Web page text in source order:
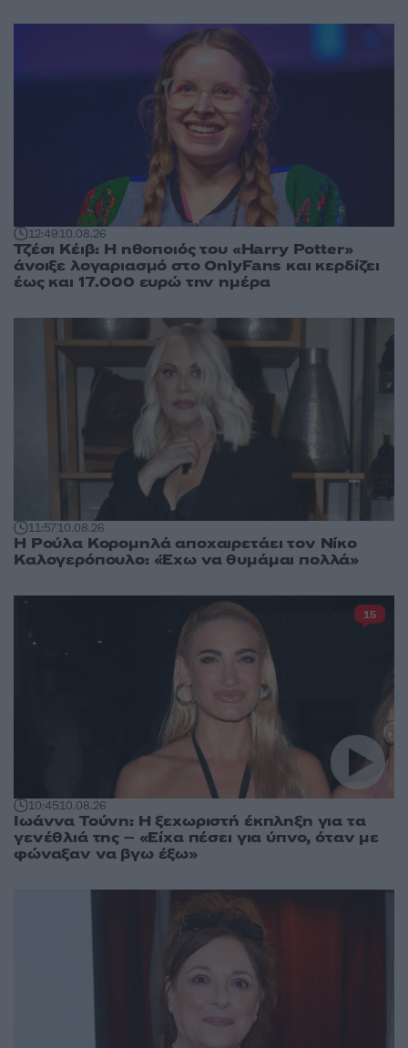
12:4910.08.26
Τζέσι Κέιβ: Η ηθοποιός του «Harry Potter»
άνοιξε λογαριασμό στο OnlyFans και κερδίζει
έως και 17.000 ευρώ την ημέρα
11:5710.08.26
Η Ρούλα Κορομηλά αποχαιρετάει τον Νίκο
Καλογερόπουλο: «Έχω να θυμάμαι πολλά»
10:4510.08.26
Ιωάννα Τούνη: Η ξεχωριστή έκπληξη για τα
γενέθλιά της – «Είχα πέσει για ύπνο, όταν με
φώναξαν να βγω έξω»
15